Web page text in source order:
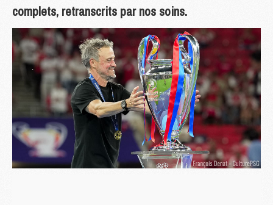
complets, retranscrits par nos soins.